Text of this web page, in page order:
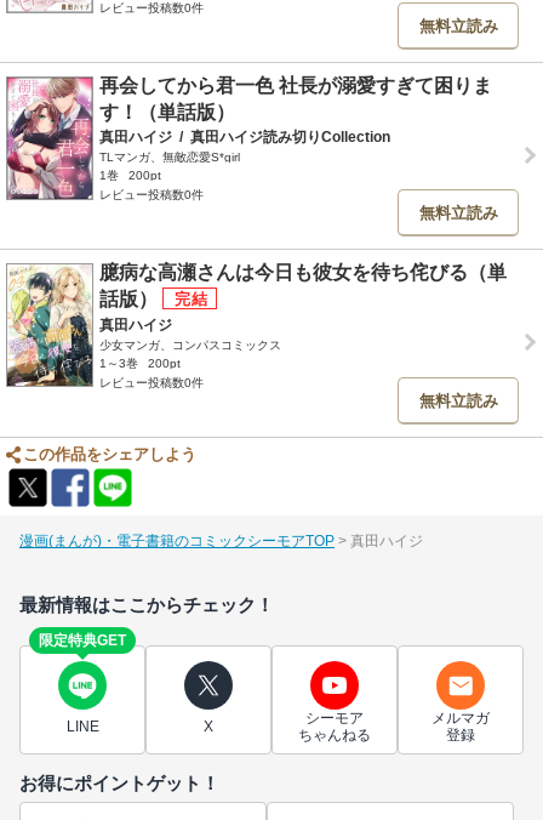
レビュー投稿数0件
無料立読み
再会してから君一色 社長が溺愛すぎて困りま
す！（単話版）
真田ハイジ / 真田ハイジ読み切りCollection
TLマンガ、無敵恋愛S*girl
1巻
200pt
レビュー投稿数0件
無料立読み
臆病な高瀬さんは今日も彼女を待ち侘びる（単
話版）
真田ハイジ
少女マンガ、コンパスコミックス
1～3巻
200pt
レビュー投稿数0件
無料立読み
この作品をシェアしよう
漫画(まんが)・電子書籍のコミックシーモアTOP 真田ハイジ
最新情報はここからチェック！
限定特典GET
LINE X
シーモア
ちゃんねる
メルマガ
登録
お得にポイントゲット！